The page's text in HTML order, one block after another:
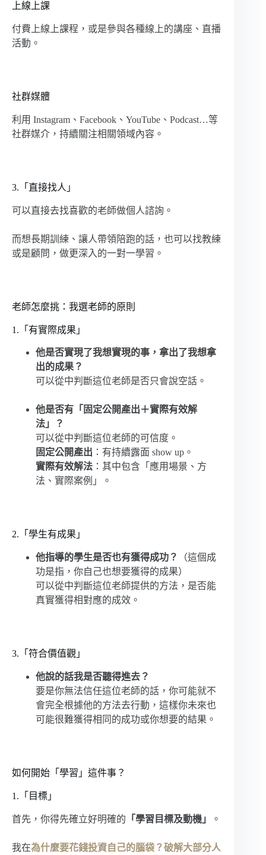
上線上課
付費上線上課程，或是參與各種線上的講座、直播
活動。
社群媒體
利用 Instagram、Facebook、YouTube、Podcast…等
社群媒介，持續關注相關領域內容。
3.「直接找人」
可以直接去找喜歡的老師做個人諮詢。
而想長期訓練、讓人帶領陪跑的話，也可以找教練
或是顧問，做更深入的一對一學習。
老師怎麼挑：我選老師的原則
1.「有實際成果」
他是否實現了我想實現的事，拿出了我想拿
出的成果？
可以從中判斷這位老師是否只會說空話。
他是否有「固定公開產出＋實際有效解
法」？
可以從中判斷這位老師的可信度。
固定公開產出 ：有持續露面 show up。
實際有效解法 ：其中包含「應用場景、方
法、實際案例」。
2.「學生有成果」
他指導的學生是否也有獲得成功？
（這個成
功是指，你自己也想要獲得的成果）
可以從中判斷這位老師提供的方法，是否能
真實獲得相對應的成效。
3.「符合價值觀」
他說的話我是否聽得進去？
要是你無法信任這位老師的話，你可能就不
會完全根據他的方法去行動，這樣你未來也
可能很難獲得相同的成功或你想要的結果。
如何開始「學習」這件事？
1.「目標」
首先，你得先確立好明確的 「學習目標及動機」 。
我在為什麼要花錢投資自己的腦袋？破解大部分人